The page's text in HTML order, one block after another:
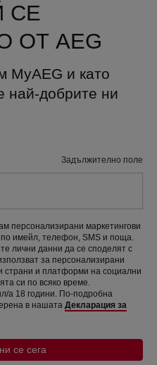
СЕ
ОТ AEG
MyAEG и като
най-добрите ни
Задължително поле
персонализирани маркетингови
по имейл, телефон, SMS и поща.
лични данни да се споделят с
за персонализирани
страни и платформи на социални
си по всяко време.
а 18 години. По-подробна
в нашата Декларация за
се сега